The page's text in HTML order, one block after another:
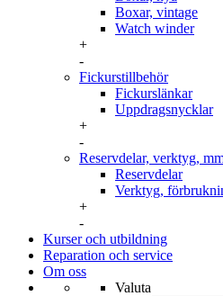
Boxar, vintage
Watch winder
+
-
Fickurstillbehör
Fickurslänkar
Uppdragsnycklar
+
-
Reservdelar, verktyg,
Reservdelar
Verktyg,
+
-
Kurser och utbildning
Reparation och service
Om oss
Valuta